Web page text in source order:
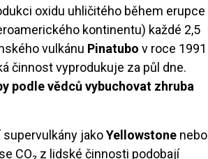
oxidu uhličitého během erupce
kontinentu) každé 2,5
vulkánu Pinatubo v roce 1991
činnost vyprodukuje za půl dne.
podle vědců vybuchovat zhruba
supervulkány jakoYellowstone nebo
CO₂ z lidské činnosti podobají